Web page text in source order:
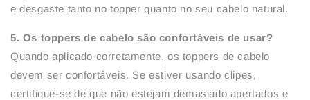
e desgaste tanto no topper quanto no seu cabelo natural.
5. Os toppers de cabelo são confortáveis de usar?
Quando aplicado corretamente, os toppers de cabelo
devem ser confortáveis. Se estiver usando clipes,
certifique-se de que não estejam demasiado apertados e